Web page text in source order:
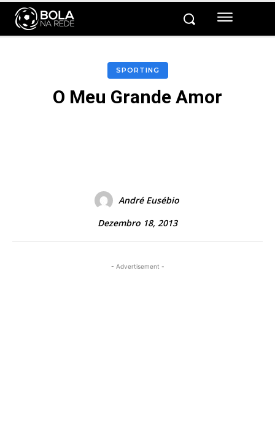
SPORTING
O Meu Grande Amor
André Eusébio
Dezembro 18, 2013
- Advertisement -